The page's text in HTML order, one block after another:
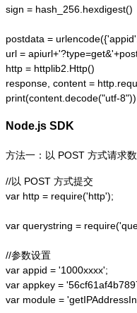
sign = hash_256.hexdigest()
postdata =
url =
http = httplib2.Http()
response, content =
print(content.decode("utf-8"))
Node.js SDK
方法一：以 POST 方式请求
//以 POST 方式提交
var http = require('http');
var querystring =
//参数设置
var appid = '1000xxxx';
var appkey =
var module =